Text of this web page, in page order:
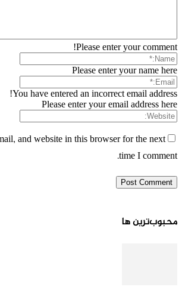
Please enter your comment!
Please enter your name here
You have entered an incorrect email address!
Please enter your email address here
and website in this browser for the next
time I comment.
محبوب‌ترین ها